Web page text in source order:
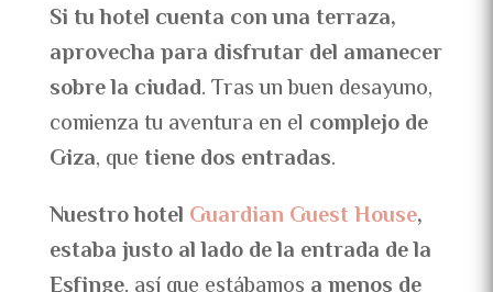
Si tu hotel cuenta con una terraza,
aprovecha para disfrutar del amanecer
sobre la ciudad. Tras un buen desayuno,
comienza tu aventura en el complejo de
Giza, quetiene dos entradas.
Nuestro hotel Guardian Guest House,
estaba justo al lado de la entrada de la